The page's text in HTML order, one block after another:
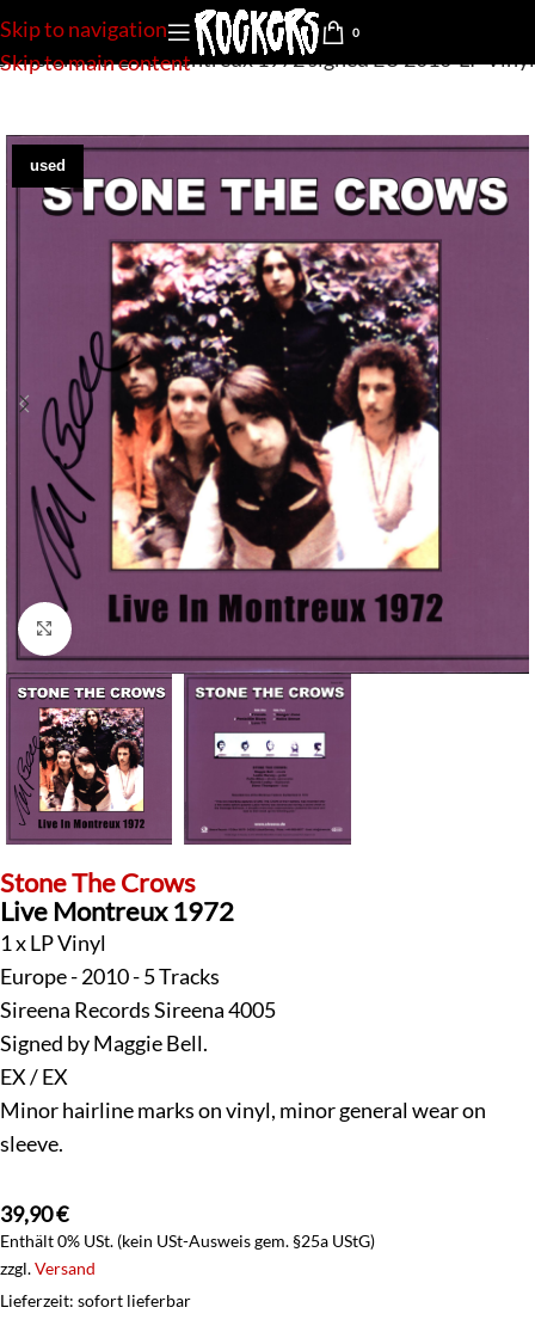
Skip to navigation
Skip to main content
0
The Crows-Live Montreux 1972 signed EU 2010-LP Vinyl
used
Klick zum Vergrößern
Stone The Crows
Live Montreux 1972
1 x LP Vinyl
Europe - 2010 - 5 Tracks
Sireena Records Sireena 4005
Signed by Maggie Bell.
EX / EX
Minor hairline marks on vinyl, minor general wear on
sleeve.
39,90€
Enthält 0% USt. (kein USt-Ausweis gem. §25a UStG)
zzgl.Versand
Lieferzeit: sofort lieferbar